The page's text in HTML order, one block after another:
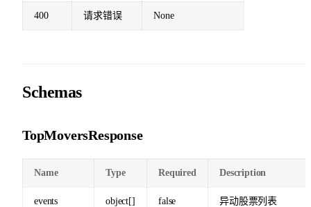
400 请求错误 None
Schemas
TopMoversResponse
Name Type Required Description
events object[] false 异动股票列表